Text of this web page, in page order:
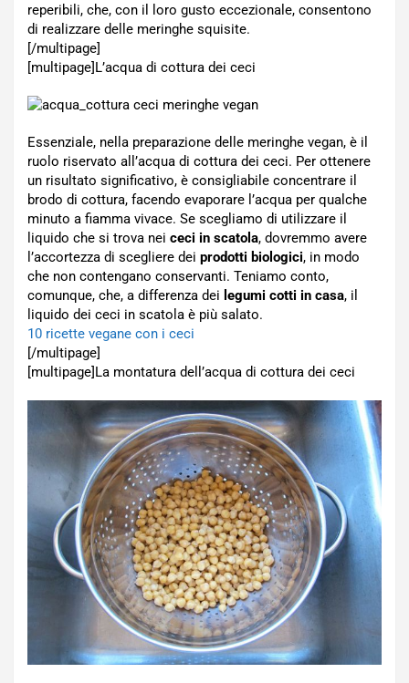
reperibili, che, con il loro gusto eccezionale, consentono
di realizzare delle meringhe squisite.
[/multipage]
[multipage]L’acqua di cottura dei ceci
Essenziale, nella preparazione delle meringhe vegan, è il
ruolo riservato all’acqua di cottura dei ceci. Per ottenere
un risultato significativo, è consigliabile concentrare il
brodo di cottura, facendo evaporare l’acqua per qualche
minuto a fiamma vivace. Se scegliamo di utilizzare il
liquido che si trova nei ceci in scatola, dovremmo avere
l’accortezza di scegliere dei prodotti biologici, in modo
che non contengano conservanti. Teniamo conto,
comunque, che, a differenza dei legumi cotti in casa, il
liquido dei ceci in scatola è più salato.
10 ricette vegane con i ceci
[/multipage]
[multipage]La montatura dell’acqua di cottura dei ceci